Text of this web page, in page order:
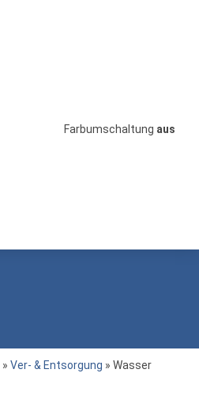
Farbumschaltung aus
» Ver- & Entsorgung » Wasser